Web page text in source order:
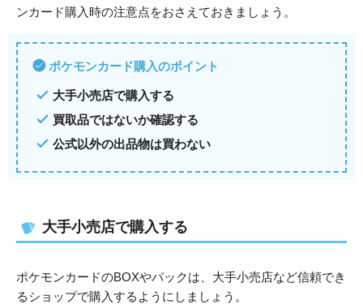
ンカード購入時の注意点をおさえておきましょう。
ポケモンカード購入のポイント
大手小売店で購入する
買取品ではないか確認する
公式以外の出品物は買わない
大手小売店で購入する
ポケモンカードのBOXやパックは、大手小売店など信頼でき
るショップで購入するようにしましょう。